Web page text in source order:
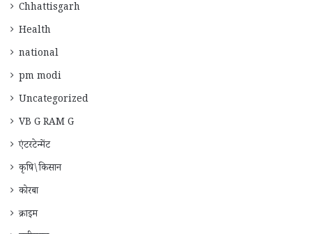
Chhattisgarh
Health
national
pm modi
Uncategorized
VB G RAM G
एंटरटेन्मेंट
कृषि\किसान
कोरबा
क्राइम